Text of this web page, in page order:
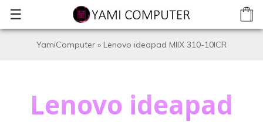
☰
YamiComputer » Lenovo ideapad MIIX 310-10ICR
Lenovo ideapad